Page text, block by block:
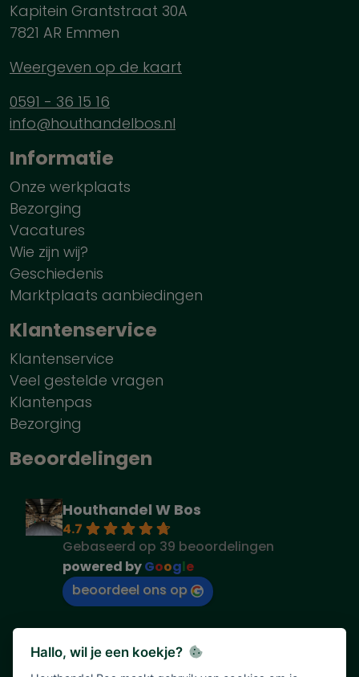
Kapitein Grantstraat 30A
7821 AR Emmen
Weergeven op de kaart
0591 - 36 15 16
info@houthandelbos.nl
Informatie
Onze werkplaats
Bezorging
Vacatures
Wie zijn wij?
Geschiedenis
Marktplaats aanbiedingen
Klantenservice
Klantenservice
Veel gestelde vragen
Klantenpas
Bezorging
Beoordelingen
Houthandel W Bos
4.7
Gebaseerd op 39 beoordelingen
powered byGoogle
beoordeel ons op
Hallo, wil je een koekje?